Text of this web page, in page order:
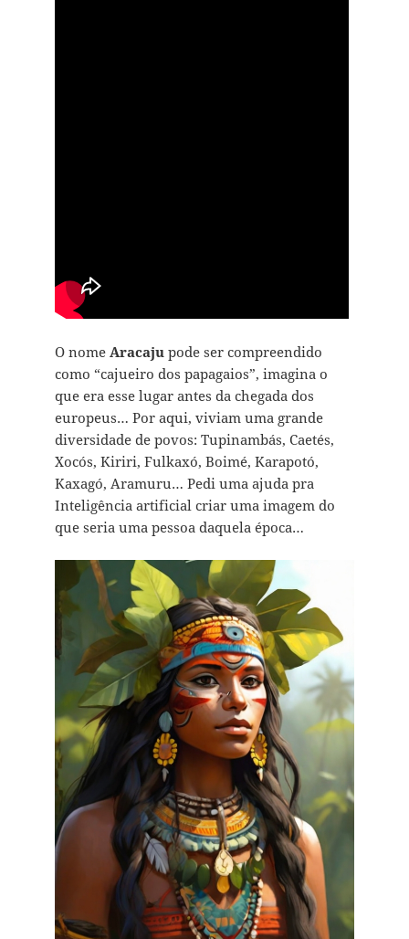
O nome Aracaju pode ser compreendido
como “cajueiro dos papagaios”, imagina o
que era esse lugar antes da chegada dos
europeus… Por aqui, viviam uma grande
diversidade de povos: Tupinambás, Caetés,
Xocós, Kiriri, Fulkaxó, Boimé, Karapotó,
Kaxagó, Aramuru… Pedi uma ajuda pra
Inteligência artificial criar uma imagem do
que seria uma pessoa daquela época…